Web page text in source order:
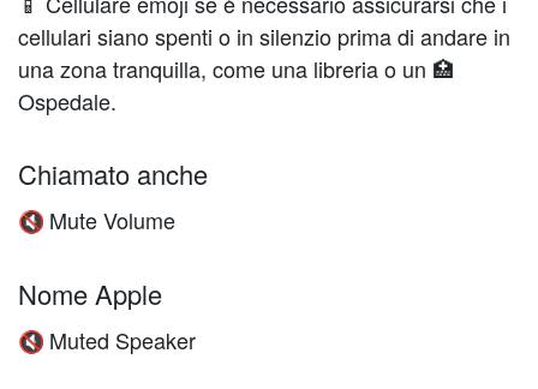
cellulari siano spenti o in silenzio prima di andare in
una zona tranquilla, come una libreria o un 🏥
Ospedale.
Chiamato anche
🔇 Mute Volume
Nome Apple
🔇 Muted Speaker